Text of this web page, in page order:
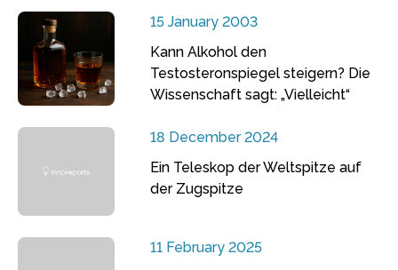
15 January 2003
Kann Alkohol den
Testosteronspiegel steigern? Die
Wissenschaft sagt: „Vielleicht“
18 December 2024
Ein Teleskop der Weltspitze auf
der Zugspitze
11 February 2025